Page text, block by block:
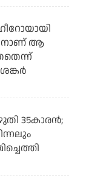
ആ
35കാരന്‍;